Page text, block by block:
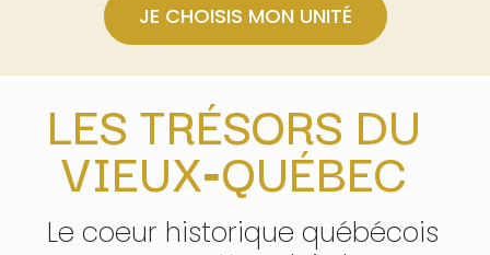
JE CHOISIS MON UNITÉ
LES TRÉSORS DU
VIEUX‑QUÉBEC
Le coeur historique québécois